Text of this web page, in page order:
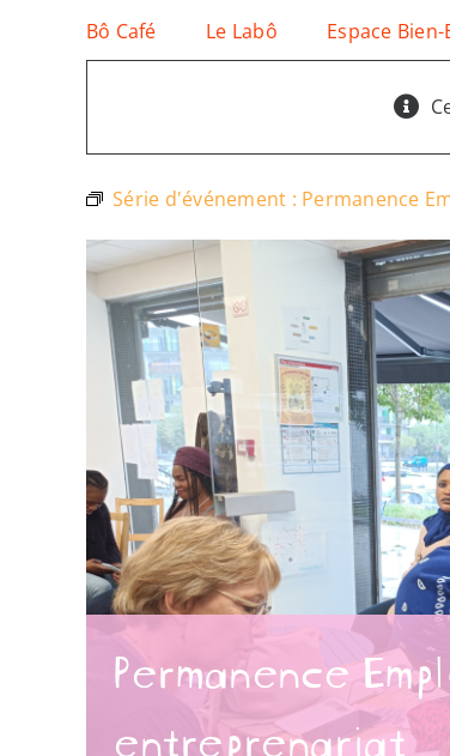
Bô Café Le Labô Espace
Série d'événement : Permanence
Permanence
entreprenariat